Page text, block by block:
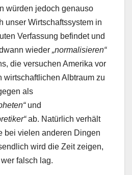
würden jedoch genauso
unser Wirtschaftssystem in
Verfassung befindet und
wieder „normalisieren“
die versuchen Amerika vor
wirtschaftlichen Albtraum zu
als
und
ab. Natürlich verhält
bei vielen anderen Dingen
wird die Zeit zeigen,
falsch lag.